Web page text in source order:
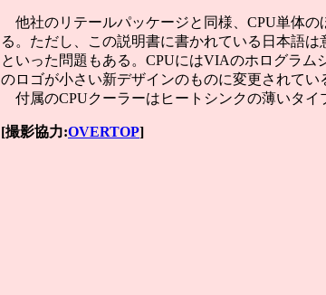
他社のリテールパッケージと同様、CPU単体の
る。ただし、この説明書に書かれている日本語
といった問題もある。CPUにはVIAのホログラ
のロゴが小さい新デザインのものに変更されてい
付属のCPUクーラーはヒートシンクの薄いタイ
[撮影協力:OVERTOP]